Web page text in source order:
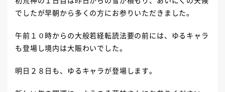
でしたが早朝から多くの方にお参りいただきました。
午前１０時からの大般若経転読法要の前には、ゆるキャラ
も登場し境内は大賑わいでした。
明日２８日も、ゆるキャラが登場します。